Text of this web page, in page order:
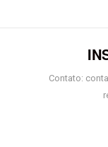
Contato: